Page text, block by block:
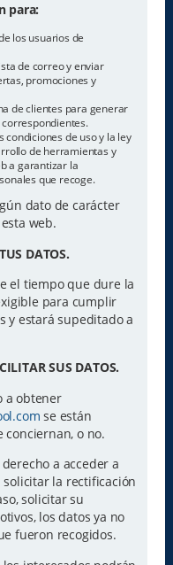
para:
los usuarios de
de correo y enviar
promociones y
de clientes para generar
de uso y la ley
de herramientas y
a garantizar la
que recoge.
dato de carácter
web.
DATOS.
el tiempo que dure la
para cumplir
y estará supeditado a
SUS DATOS.
a obtener
se están
o no.
a acceder a
solicitar la rectificación
solicitar su
los datos ya no
fueron recogidos.